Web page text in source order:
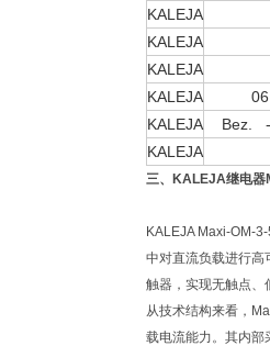
KALEJA
KALEJA
KALEJA
KALEJA
KALEJA
Bez. -
KALEJA
三、KALEJA继电器
KALEJA Maxi-OM-
中对直流负载进行高
触器，实现无触点、
从技术结构来看，
载电流能力。其内部